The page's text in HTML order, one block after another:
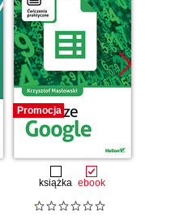
Promocja
książka ebook